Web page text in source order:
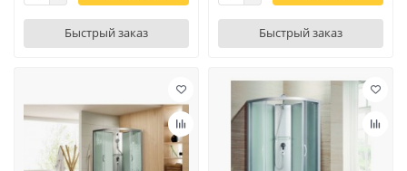
Быстрый заказ Быстрый заказ